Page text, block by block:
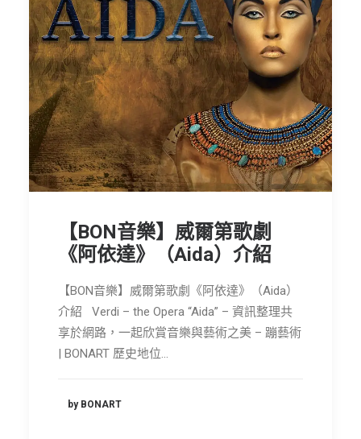
【BON音樂】威爾第歌劇
《阿依達》（Aida）介紹
【BON音樂】威爾第歌劇《阿依達》（Aida）
介紹 Verdi – the Opera “Aida” – 資訊整理共
享於網路，一起欣賞音樂與藝術之美 – 蹦藝術
| BONART 歷史地位…
by BONART